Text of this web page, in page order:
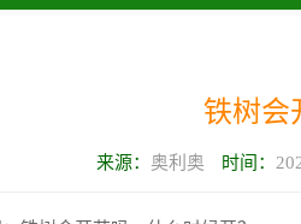
铁树会
来源： 奥利奥 时间：